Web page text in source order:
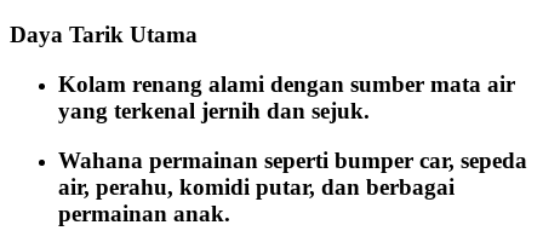
Daya Tarik Utama
Kolam renang alami dengan sumber mata air
yang terkenal jernih dan sejuk.
Wahana permainan seperti bumper car, sepeda
air, perahu, komidi putar, dan berbagai
permainan anak.